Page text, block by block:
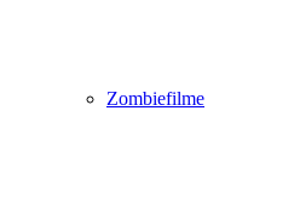
Zombiefilme